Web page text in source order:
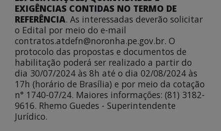
EXIGÊNCIAS CONTIDAS NO TERMO DE
REFERÊNCIA. As interessadas deverão solicitar
o Edital por meio do e-mail
contratos.atdefn@noronha.pe.gov.br. O
protocolo das propostas e documentos de
habilitação poderá ser realizado a partir do
dia 30/07/2024 às 8h até o dia 02/08/2024 às
17h (horário de Brasília) e por meio da cotação
n° 1740-07/24. Maiores informações: (81) 3182-
9616. Rhemo Guedes - Superintendente
Jurídico.